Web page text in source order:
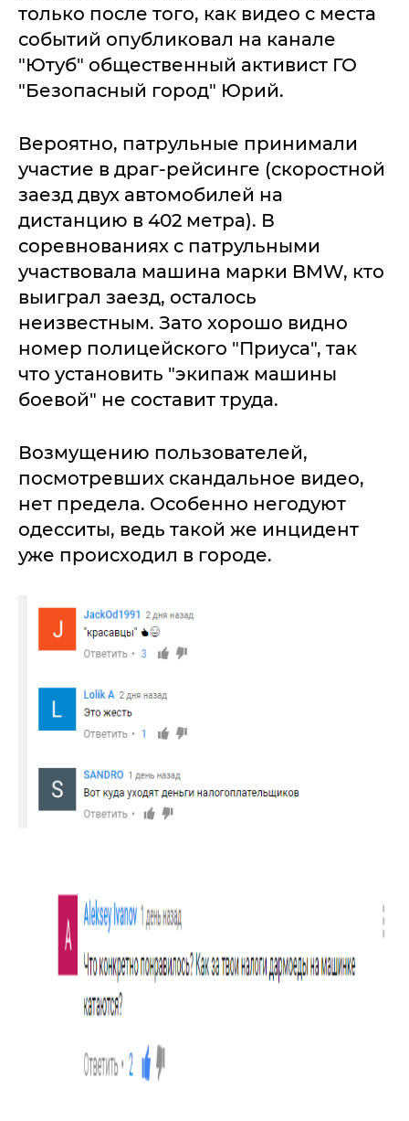
только после того, как видео с места
событий опубликовал на канале
"Ютуб" общественный активист ГО
"Безопасный город" Юрий.
Вероятно, патрульные принимали
участие в драг-рейсинге (скоростной
заезд двух автомобилей на
дистанцию в 402 метра). В
соревнованиях с патрульными
участвовала машина марки BMW, кто
выиграл заезд, осталось
неизвестным. Зато хорошо видно
номер полицейского "Приуса", так
что установить "экипаж машины
боевой" не составит труда.
Возмущению пользователей,
посмотревших скандальное видео,
нет предела. Особенно негодуют
одесситы, ведь такой же инцидент
уже происходил в городе.